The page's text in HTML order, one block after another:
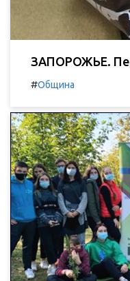
ЗАПОРОЖЬЕ.
#Община